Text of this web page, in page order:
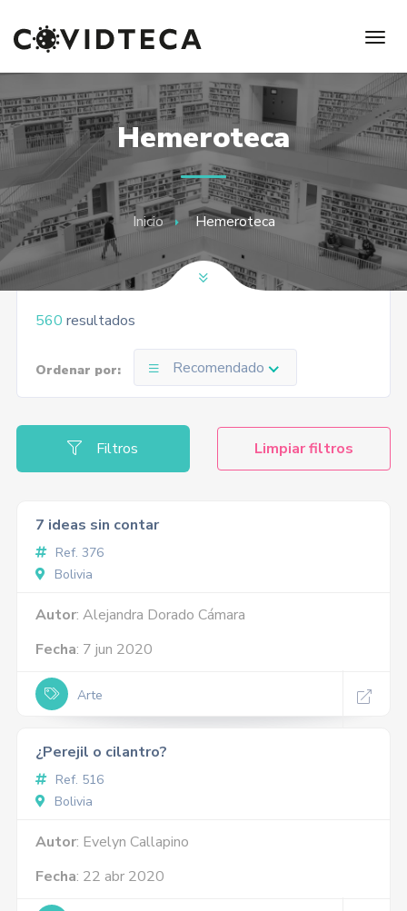
Hemeroteca
Inicio Hemeroteca
560 resultados
Ordenar por: Recomendado
Filtros Limpiar filtros
7 ideas sin contar
Ref. 376
Bolivia
Autor: Alejandra Dorado Cámara
Fecha: 7 jun 2020
Arte
¿Perejil o cilantro?
Ref. 516
Bolivia
Autor: Evelyn Callapino
Fecha: 22 abr 2020